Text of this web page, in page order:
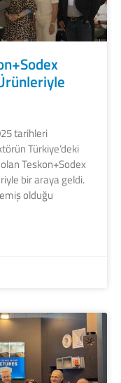
tarihleri
Türkiye’deki
Teskon+Sodex
bir araya geldi.
olduğu